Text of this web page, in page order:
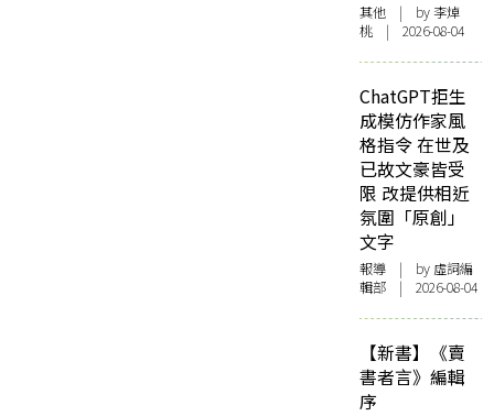
其他 | by 李焯
桃 | 2026-08-04
ChatGPT拒生
成模仿作家風
格指令 在世及
已故文豪皆受
限 改提供相近
氛圍「原創」
文字
報導 | by 虛詞編
輯部 | 2026-08-04
【新書】《賣
書者言》編輯
序